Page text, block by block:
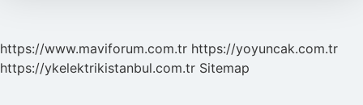
https://www.maviforum.com.tr https://yoyuncak.com.tr
https://ykelektrikistanbul.com.tr Sitemap